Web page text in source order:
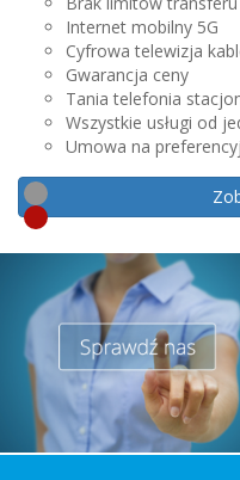
Internet mobilny 5G
Cyfrowa telewizja
Gwarancja ceny
Tania telefonia
Wszystkie usługi od
Umowa na
Internet mobilny 5G
Cyfrowa telewizja
Gwarancja ceny
Tania telefonia
Wszystkie usługi od
Umowa na